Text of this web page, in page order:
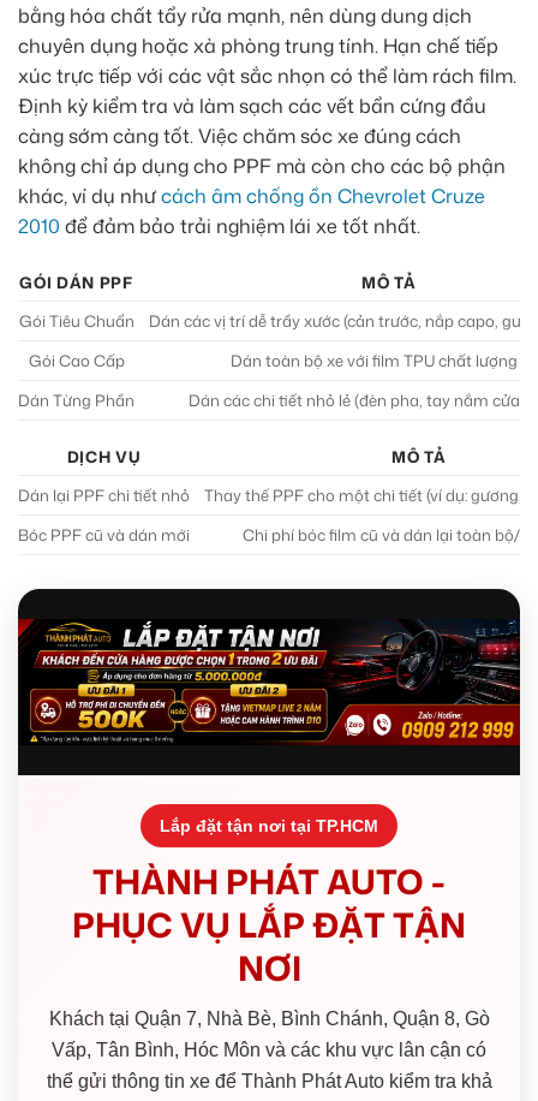
bằng hóa chất tẩy rửa mạnh, nên dùng dung dịch
chuyên dụng hoặc xà phòng trung tính. Hạn chế tiếp
xúc trực tiếp với các vật sắc nhọn có thể làm rách film.
Định kỳ kiểm tra và làm sạch các vết bẩn cứng đầu
càng sớm càng tốt. Việc chăm sóc xe đúng cách
không chỉ áp dụng cho PPF mà còn cho các bộ phận
khác, ví dụ nhưcách âm chống ồn Chevrolet Cruze
2010 để đảm bảo trải nghiệm lái xe tốt nhất.
GÓI DÁN PPF
MÔ TẢ
Gói Tiêu Chuẩn
Dán các vị trí dễ trầy xước (cản trước, nắp capo,
Gói Cao Cấp
Dán toàn bộ xe với film TPU chất lượng
Dán Từng Phần
Dán các chi tiết nhỏ lẻ (đèn pha, tay nắm cửa,
DỊCH VỤ
MÔ TẢ
Dán lại PPF chi tiết nhỏ
Thay thế PPF cho một chi tiết (ví dụ: gương,
Bóc PPF cũ và dán mới
Chi phí bóc film cũ và dán lại toàn bộ/
Lắp đặt tận nơi tại TP.HCM
THÀNH PHÁT AUTO -
PHỤC VỤ LẮP ĐẶT TẬN
NƠI
Khách tại Quận 7, Nhà Bè, Bình Chánh, Quận 8, Gò
Vấp, Tân Bình, Hóc Môn và các khu vực lân cận có
thể gửi thông tin xe để Thành Phát Auto kiểm tra khả